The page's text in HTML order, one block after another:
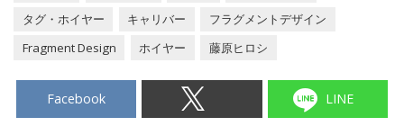
タグ・ホイヤー
キャリバー
フラグメントデザイン
Fragment Design
ホイヤー 藤原ヒロシ
Facebook LINE